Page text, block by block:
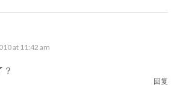
at 11:42 am
回复